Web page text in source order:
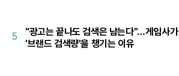
5
"광고는 끝나도 검색은 남는다"…게임사가
'브랜드 검색량'을 챙기는 이유